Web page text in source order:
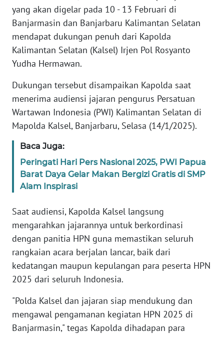
yang akan digelar pada 10 - 13 Februari di
Banjarmasin dan Banjarbaru Kalimantan Selatan
mendapat dukungan penuh dari Kapolda
Kalimantan Selatan (Kalsel) Irjen Pol Rosyanto
Yudha Hermawan.
Dukungan tersebut disampaikan Kapolda saat
menerima audiensi jajaran pengurus Persatuan
Wartawan Indonesia (PWI) Kalimantan Selatan di
Mapolda Kalsel, Banjarbaru, Selasa (14/1/2025).
Baca Juga:
Peringati Hari Pers Nasional 2025, PWI Papua
Barat Daya Gelar Makan Bergizi Gratis di SMP
Alam Inspirasi
Saat audiensi, Kapolda Kalsel langsung
mengarahkan jajarannya untuk berkordinasi
dengan panitia HPN guna memastikan seluruh
rangkaian acara berjalan lancar, baik dari
kedatangan maupun kepulangan para peserta HPN
2025 dari seluruh Indonesia.
"Polda Kalsel dan jajaran siap mendukung dan
mengawal pengamanan kegiatan HPN 2025 di
Banjarmasin," tegas Kapolda dihadapan para
INDEKS
BERITA
KONTAK
INFO
IKLAN
KAMI
PEDOMAN
MEDIA
REDAKSI
KARIR
DISCLAIMER
Wahana
News
Regional